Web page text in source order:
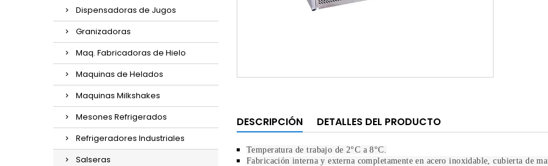
Dispensadoras de Jugos
Granizadoras
Maq. Fabricadoras de Hielo
Maquinas de Helados
Maquinas Milkshakes
Mesones Refrigerados
Refrigeradores Industriales
Salseras
DESCRIPCIÓN DETALLES DEL PRODUCTO
Temperatura de trabajo de 2°C a 8°C.
Fabricación interna y externa completamente en acero inoxidable, cubierta de